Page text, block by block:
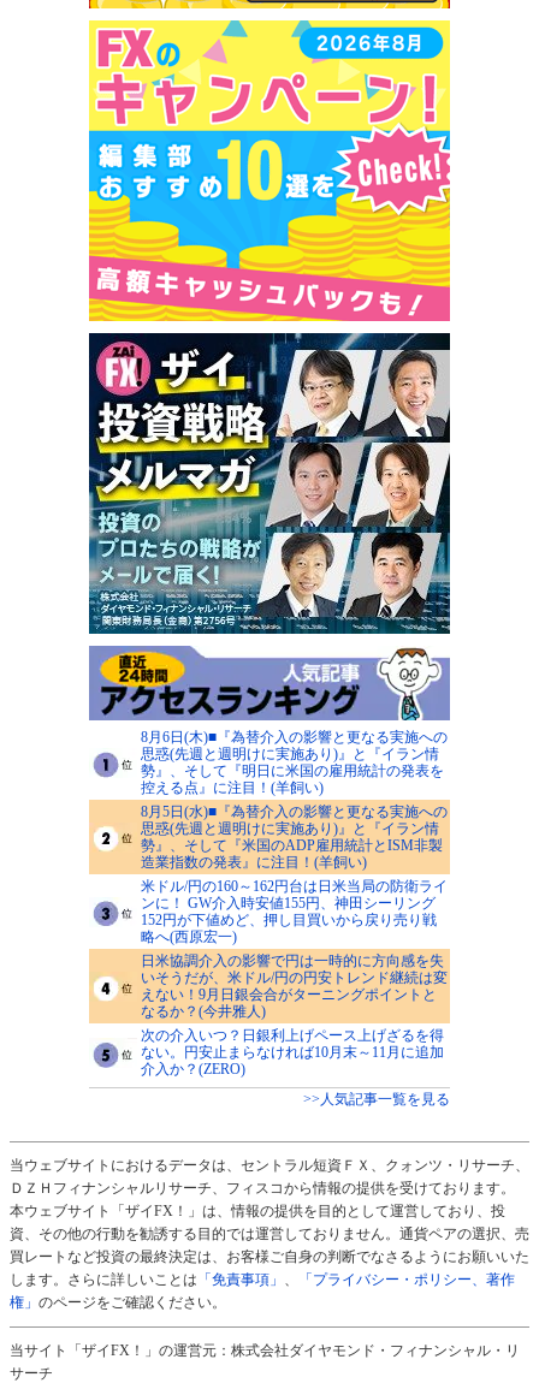
8月6日(木)■『為替介入の影響と更なる実施への
思惑(先週と週明けに実施あり)』と『イラン情
勢』、そして『明日に米国の雇用統計の発表を
控える点』に注目！(羊飼い)
8月5日(水)■『為替介入の影響と更なる実施への
思惑(先週と週明けに実施あり)』と『イラン情
勢』、そして『米国のADP雇用統計とISM非製
造業指数の発表』に注目！(羊飼い)
米ドル/円の160～162円台は日米当局の防衛ライ
ンに！ GW介入時安値155円、神田シーリング
152円が下値めど、押し目買いから戻り売り戦
略へ(西原宏一)
日米協調介入の影響で円は一時的に方向感を失
いそうだが、米ドル/円の円安トレンド継続は変
えない！9月日銀会合がターニングポイントと
なるか？(今井雅人)
次の介入いつ？日銀利上げペース上げざるを得
ない。円安止まらなければ10月末～11月に追加
介入か？(ZERO)
>>人気記事一覧を見る
当ウェブサイトにおけるデータは、セントラル短資ＦＸ、クォンツ・リサーチ、
ＤＺＨフィナンシャルリサーチ、フィスコから情報の提供を受けております。
本ウェブサイト「ザイFX！」は、情報の提供を目的として運営しており、投
資、その他の行動を勧誘する目的では運営しておりません。通貨ペアの選択、売
買レートなど投資の最終決定は、お客様ご自身の判断でなさるようにお願いいた
します。さらに詳しいことは 「免責事項」 、
「プライバシー・ポリシー、著作
権」 のページをご確認ください。
当サイト「ザイFX！」の運営元：株式会社ダイヤモンド・フィナンシャル・リ
サーチ